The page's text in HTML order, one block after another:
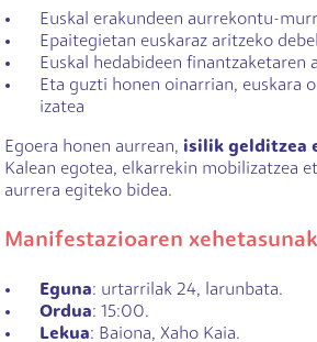
Euskal erakundeen aurrekontu-
Epaitegietan euskaraz aritzeko
Euskal hedabideen finantzaketaren
Eta guzti honen oinarrian, euskara
izatea
Egoera honen aurrean, isilik gelditzea
Kalean egotea, elkarrekin mobilizatzea
aurrera egiteko bidea.
Manifestazioaren xehetasunak
Eguna: urtarrilak 24, larunbata.
Ordua: 15:00.
Lekua: Baiona, Xaho Kaia.